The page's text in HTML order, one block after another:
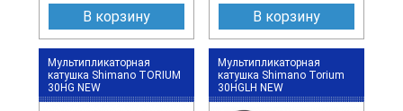
В корзину
В корзину
Мультипликаторная
катушка Shimano TORIUM
30HG NEW
Мультипликаторная
катушка Shimano Torium
30HGLH NEW